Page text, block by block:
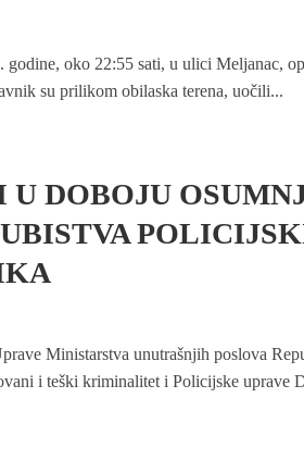
godine, oko 22:55 sati, u ulici Meljanac,
su prilikom obilaska terena, uočili...
U DOBOJU
Ministarstva unutrašnjih poslova
i teški kriminalitet i Policijske uprave